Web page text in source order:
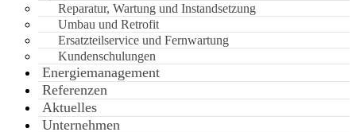
Reparatur, Wartung und Instandsetzung
Umbau und Retrofit
Ersatzteilservice und Fernwartung
Kundenschulungen
Energiemanagement
Referenzen
Aktuelles
Unternehmen